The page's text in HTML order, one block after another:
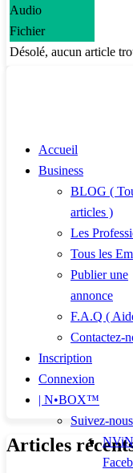
Audio
Fichier
Désolé, aucun article
Articles
Accueil
Business
BLOG (
articles )
Les
Tous les
Publier une
annonce
F.A.Q (
Contactez-
Inscription
Connexion
| N•BOX™
Suivez-nous